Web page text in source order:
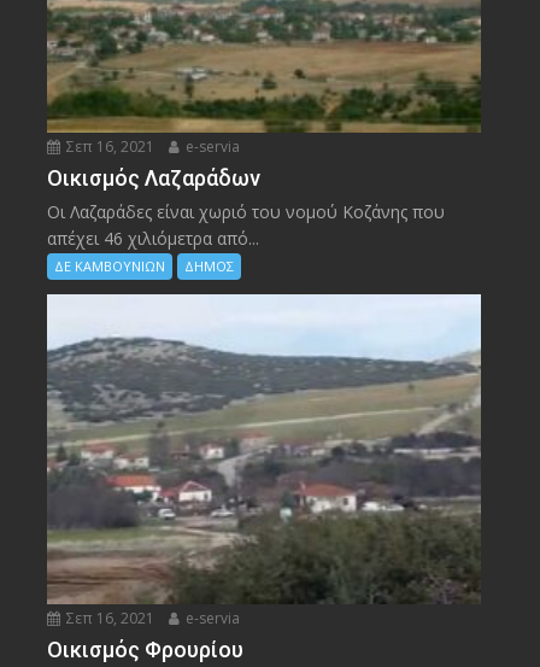
Σεπ 16, 2021 e-servia
Οικισμός Λαζαράδων
Οι Λαζαράδες είναι χωριό του νομού Κοζάνης που
απέχει 46 χιλιόμετρα από...
ΔΕ ΚΑΜΒΟΥΝΙΩΝ ΔΗΜΟΣ
Σεπ 16, 2021 e-servia
Οικισμός Φρουρίου